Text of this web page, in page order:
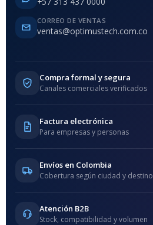
CORREO DE VENTAS
ventas@optimustech.com.co
Compra formal y segura
Canales comerciales verificados
Factura electrónica
Para empresas y personas
Envíos en Colombia
Cobertura según ciudad y destino
Atención B2B
Stock, compatibilidad y volumen